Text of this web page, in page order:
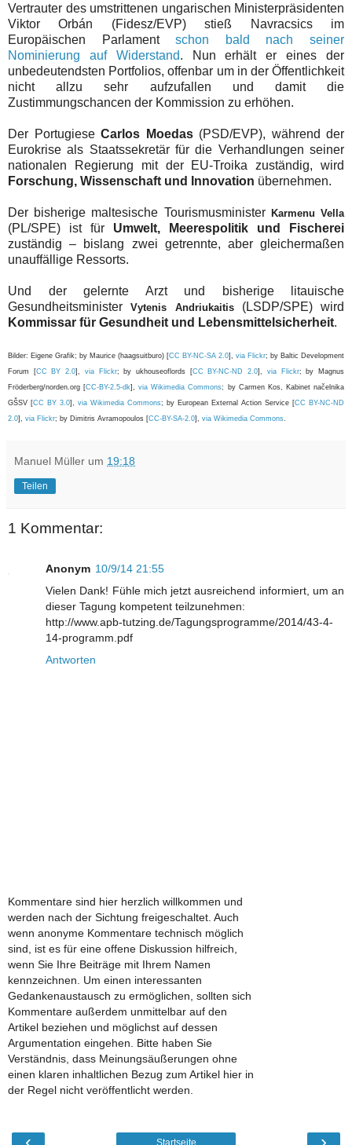
Vertrauter des umstrittenen ungarischen Ministerpräsidenten
Viktor Orbán (Fidesz/EVP) stieß Navracsics im
Europäischen Parlamentschon bald nach seiner
Nominierung auf Widerstand. Nun erhält er eines der
unbedeutendsten Portfolios, offenbar um in der Öffentlichkeit
nicht allzu sehr aufzufallen und damit die
Zustimmungschancen der Kommission zu erhöhen.
Der Portugiese Carlos Moedas(PSD/EVP), während der
Eurokrise als Staatssekretär für die Verhandlungen seiner
nationalen Regierung mit der EU-Troika zuständig, wird
Forschung, Wissenschaft und Innovation übernehmen.
Der bisherige maltesische Tourismusminister Karmenu Vella
(PL/SPE) ist für Umwelt, Meerespolitik und Fischerei
zuständig – bislang zwei getrennte, aber gleichermaßen
unauffällige Ressorts.
Und der gelernte Arzt und bisherige litauische
GesundheitsministerVytenis Andriukaitis
(LSDP/SPE) wird
Kommissar für Gesundheit und Lebensmittelsicherheit.
Bilder: Eigene Grafik; by Maurice (haagsuitburo) [CC BY-NC-SA 2.0], via Flickr; by Baltic Development
Forum [CC BY 2.0], via Flickr; by ukhouseoflords [CC BY-NC-ND 2.0], via Flickr; by Magnus
Fröderberg/norden.org [CC-BY-2.5-dk],via Wikimedia Commons; by Carmen Kos, Kabinet načelnika
GŠSV [CC BY 3.0], via Wikimedia Commons; by European External Action Service [CC BY-NC-ND
2.0], via Flickr; by Dimitris Avramopoulos [CC-BY-SA-2.0], via Wikimedia Commons
Manuel Müller um 19:18
Teilen
1 Kommentar:
Anonym 10/9/14 21:55
Vielen Dank! Fühle mich jetzt ausreichend informiert, um an
dieser Tagung kompetent teilzunehmen:
http://www.apb-tutzing.de/Tagungsprogramme/2014/43-4-
14-programm.pdf
Antworten
Kommentare sind hier herzlich willkommen und
werden nach der Sichtung freigeschaltet. Auch
wenn anonyme Kommentare technisch möglich
sind, ist es für eine offene Diskussion hilfreich,
wenn Sie Ihre Beiträge mit Ihrem Namen
kennzeichnen. Um einen interessanten
Gedankenaustausch zu ermöglichen, sollten sich
Kommentare außerdem unmittelbar auf den
Artikel beziehen und möglichst auf dessen
Argumentation eingehen. Bitte haben Sie
Verständnis, dass Meinungsäußerungen ohne
einen klaren inhaltlichen Bezug zum Artikel hier in
der Regel nicht veröffentlicht werden.
Startseite